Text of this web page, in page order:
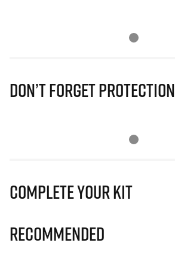
Don’t Forget Protection
Complete Your Kit
Recommended